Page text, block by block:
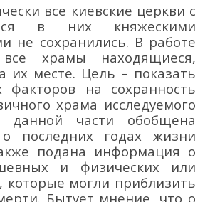
все киевские церкви с
в них княжескими
не сохранились. В работе
храмы находящиеся,
их месте. Цель – показать
факторов на сохранность
храма исследуемого
данной части обобщена
последних годах жизни
подана информация о
и физических или
которые могли приблизить
Бытует мнение, что о